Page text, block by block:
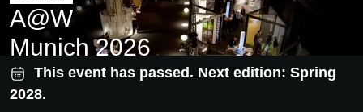
A@W
Munich 2026
This event has passed. Next edition: Spring
2028.